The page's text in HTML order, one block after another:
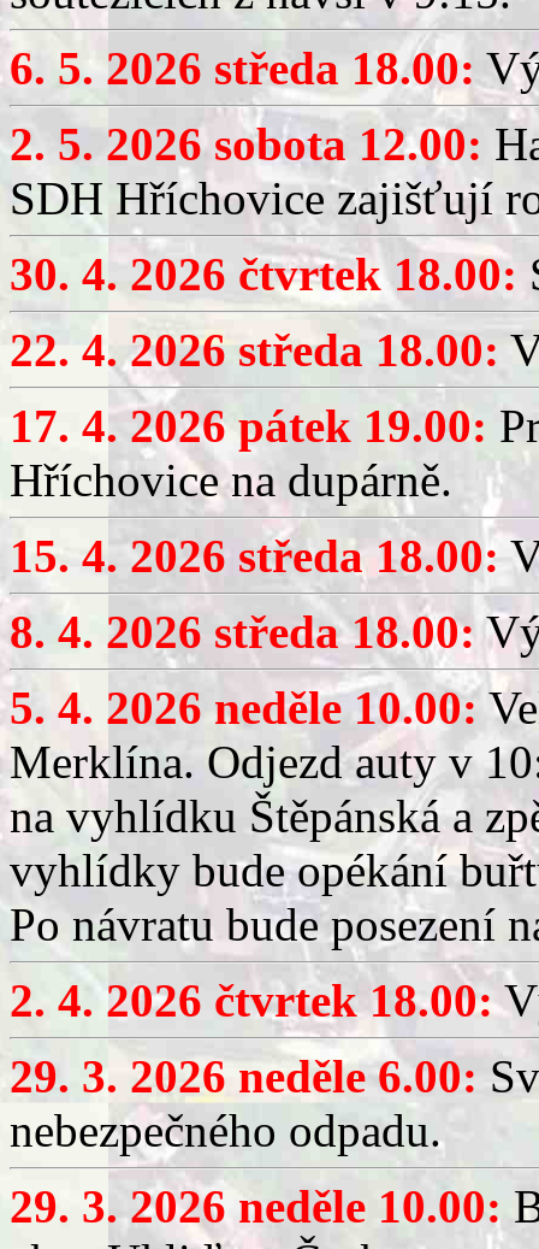
6. 5. 2026 středa 18.00:
2. 5. 2026 sobota 12.00:
SDH Hříchovice zajišťují
30. 4. 2026 čtvrtek 18.00:
22. 4. 2026 středa 18.00:
17. 4. 2026 pátek 19.00:
Hříchovice na dupárně.
15. 4. 2026 středa 18.00:
8. 4. 2026 středa 18.00:
5. 4. 2026 neděle 10.00:
Merklína. Odjezd auty v
na vyhlídku Štěpánská a
vyhlídky bude opékání
Po návratu bude posezení
2. 4. 2026 čtvrtek 18.00:
29. 3. 2026 neděle 6.00:
nebezpečného odpadu.
29. 3. 2026 neděle 10.00: